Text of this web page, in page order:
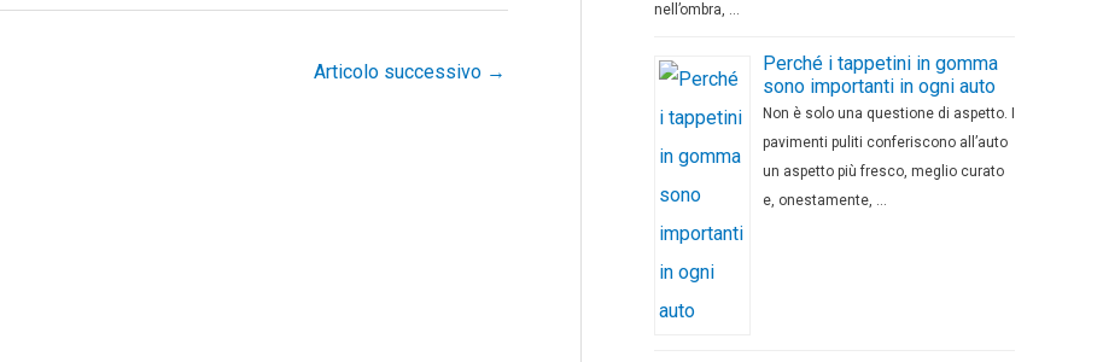
Articolo successivo →
nell’ombra, …
Perché i tappetini in gomma
sono importanti in ogni auto
Non è solo una questione di aspetto. I
pavimenti puliti conferiscono all’auto
un aspetto più fresco, meglio curato
e, onestamente, …